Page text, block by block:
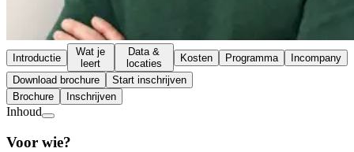
Introductie
Wat je
leert
Data &
locaties
Kosten Programma
Incompany
Download brochure
Start inschrijven
Brochure
Inschrijven
Inhoud
Voor wie?